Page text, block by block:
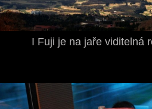
I Fuji je na jaře viditelná